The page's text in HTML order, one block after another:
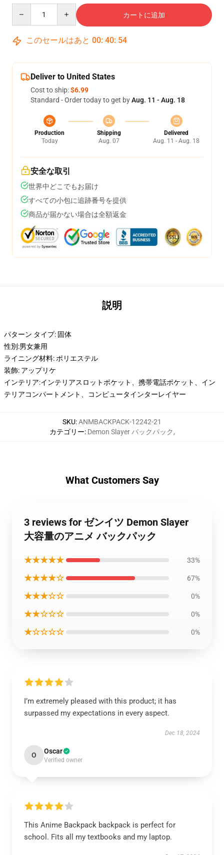
カートに追加
このセールはあと 00: 40: 53
Deliver to United States
Cost to ship:$6.99
Standard - Order today to get byAug. 11 - Aug. 18
Production
Today
Shipping
Aug. 07
Delivered
Aug. 11 - Aug. 18
安全な取引
世界中どこでもお届け
すべての小包に追跡番号を提供
商品が届かない場合は全額返金
説明
パターン タイプ: 固体
性別:男女兼用
ライニング材料: ポリエステル
装飾: アップリケ
インテリア:インテリアスロットポケット、携帯電話ポケット、イン
テリアコンパートメント、コンピュータインターレイヤー
SKU:ANMBACKPACK-12242-21
カテゴリー: Demon Slayer バックパック,
What Customers Say
3 reviews for ゼンイツ Demon Slayer
大容量のアニメ バックパック
★★★★★ 33%
★★★★☆ 67%
★★★☆☆ 0%
★★☆☆☆ 0%
★☆☆☆☆ 0%
I’m extremely pleased with this product; it has
surpassed my expectations in every aspect.
Dec 18, 2024
O Oscar
Verified owner
This Anime Backpack backpack is perfect for
school. Fits all my textbooks and my laptop.